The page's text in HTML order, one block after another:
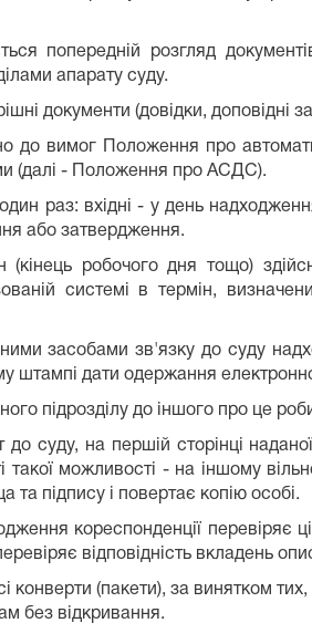
попередній розгляд
апарату суду.
документи (довідки,
до вимог Положення про
(далі - Положення про АСДС).
раз: вхідні - у день
або затвердження.
робочого дня тощо)
системі в термін,
засобами зв'язку до суду
штампі дати одержання
підрозділу до іншого про це
суду, на першій сторінці
такої можливості - на іншому
підпису і повертає копію особі.
кореспонденції перевіряє
відповідність вкладень
конверти (пакети), за винятком
без відкривання.